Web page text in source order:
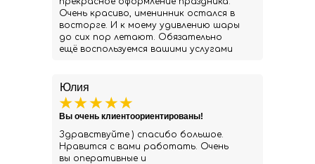
Юлия
Здравствуйте ) спасибо большое.
Нравится с вами работать. Очень
вы оперативные и
Вы очень клиентоориентированы!
Очень красиво, именинник остался в
восторге. И к моему удивлению шары
до сих пор летают. Обязательно
ещё воспользуемся вашими услугами